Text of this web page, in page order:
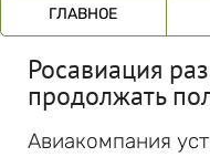
ГЛАВНОЕ
Росавиация
продолжать
Авиакомпания